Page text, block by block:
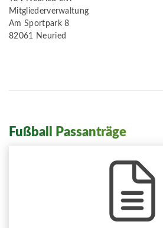
Mitgliederverwaltung
Am Sportpark 8
82061 Neuried
Fußball Passanträge